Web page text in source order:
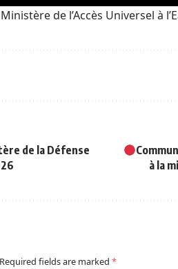
de l’Accès Universel à
de la Défense
à la
Required fields are marked *